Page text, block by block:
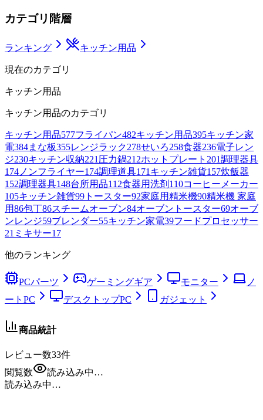
カテゴリ階層
ランキング キッチン用品
現在のカテゴリ
キッチン用品
キッチン用品のカテゴリ
キッチン用品577フライパン482キッチン用品395キッチン家
電384まな板355レンジラック278せいろ258食器236電子レン
ジ230キッチン収納221圧力鍋212ホットプレート 201調理器具
174ノンフライヤー174調理道具171キッチン雑貨157炊飯器
152調理器具148台所用品112食器用洗剤 110コーヒーメーカー
105キッチン雑貨99 トースター92家庭用精米機90精米機 家庭
用86包丁86スチームオーブン84オーブントースター69オーブ
ンレンジ59ブレンダー55キッチン家電39フードプロセッサー
21 ミキサー17
他のランキング
PCパーツ ゲーミングギア モニター
ノ
ートPC
デスクトップPC ガジェット
商品統計
レビュー数33件
閲覧数
読み込み中…
読み込み中…